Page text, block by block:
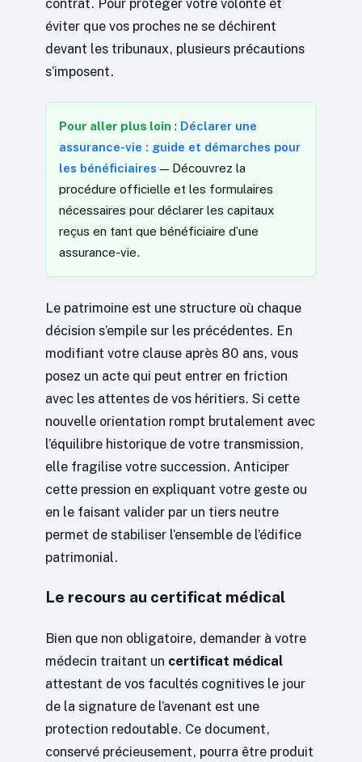
éviter que vos proches ne se déchirent
devant les tribunaux, plusieurs précautions
s’imposent.
Pour aller plus loin : Déclarer une
assurance-vie : guide et démarches pour
les bénéficiaires — Découvrez la
procédure officielle et les formulaires
nécessaires pour déclarer les capitaux
reçus en tant que bénéficiaire d’une
assurance-vie.
Le patrimoine est une structure où chaque
décision s’empile sur les précédentes. En
modifiant votre clause après 80 ans, vous
posez un acte qui peut entrer en friction
avec les attentes de vos héritiers. Si cette
nouvelle orientation rompt brutalement avec
l’équilibre historique de votre transmission,
elle fragilise votre succession. Anticiper
cette pression en expliquant votre geste ou
en le faisant valider par un tiers neutre
permet de stabiliser l’ensemble de l’édifice
patrimonial.
Le recours au certificat médical
Bien que non obligatoire, demander à votre
médecin traitant un certificat médical
attestant de vos facultés cognitives le jour
de la signature de l’avenant est une
protection redoutable. Ce document,
conservé précieusement, pourra être produit